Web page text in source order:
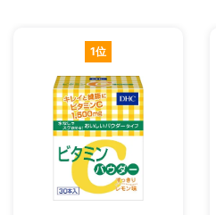
1位